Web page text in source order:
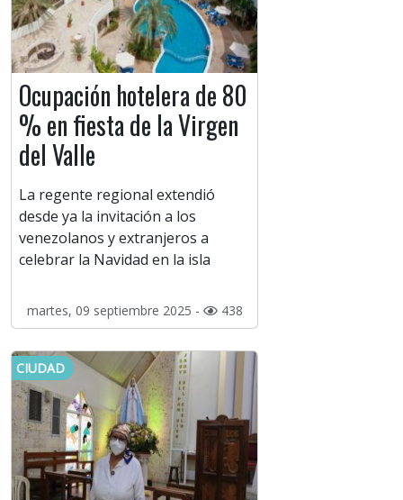
Ocupación hotelera de 80
% en fiesta de la Virgen
del Valle
La regente regional extendió
desde ya la invitación a los
venezolanos y extranjeros a
celebrar la Navidad en la isla
martes, 09 septiembre 2025 - 438
CIUDAD